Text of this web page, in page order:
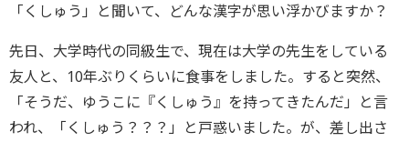
「くしゅう」と聞いて、どんな漢字が思い浮かびますか？
先日、大学時代の同級生で、現在は大学の先生をしている
友人と、10年ぶりくらいに食事をしました。すると突然、
「そうだ、ゆうこに『くしゅう』を持ってきたんだ」と言
われ、「くしゅう？？？」と戸惑いました。が、差し出さ